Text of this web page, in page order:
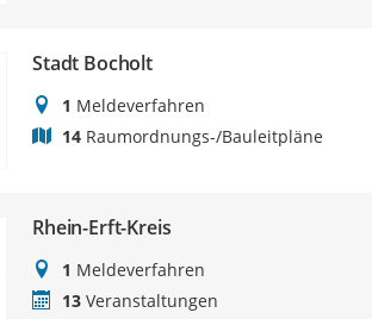
Stadt Bocholt
1 Meldeverfahren
14 Raumordnungs-/Bauleitpläne
Rhein-Erft-Kreis
1 Meldeverfahren
13 Veranstaltungen